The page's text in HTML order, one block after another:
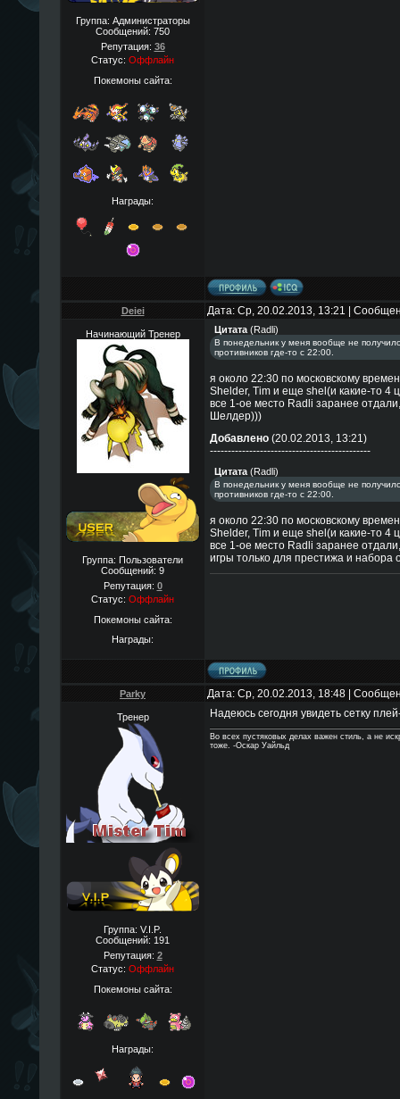
Группа: Администраторы
Сообщений: 750
Репутация: 36
Статус: Оффлайн
Покемоны сайта:
Награды:
Deiei Дата: Ср, 20.02.2013, 13:21 |
Начинающий Тренер
Группа: Пользователи
Сообщений: 9
Репутация: 0
Статус: Оффлайн
Покемоны сайта:
Награды:
Цитата(Radli)
В понедельник у меня вообще не
противников где-то с 22:00.
я около 22:30 по московскому
Shelder, Tim и еще shel(и какие-то 4
все 1-ое место Radli заранее
Шелдер)))
Добавлено(20.02.2013, 13:21)
---------------------------------------------
Цитата(Radli)
В понедельник у меня вообще не
противников где-то с 22:00.
я около 22:30 по московскому
Shelder, Tim и еще shel(и какие-то 4
все 1-ое место Radli заранее
игры только для престижа и набора
Parky Дата: Ср, 20.02.2013, 18:48 |
Тренер
Группа: V.I.P.
Сообщений: 191
Репутация: 2
Статус: Оффлайн
Покемоны сайта:
Награды:
Надеюсь сегодня увидеть сетку
Во всех пустяковых делах важен стиль, а не
тоже. -Оскар Уайльд